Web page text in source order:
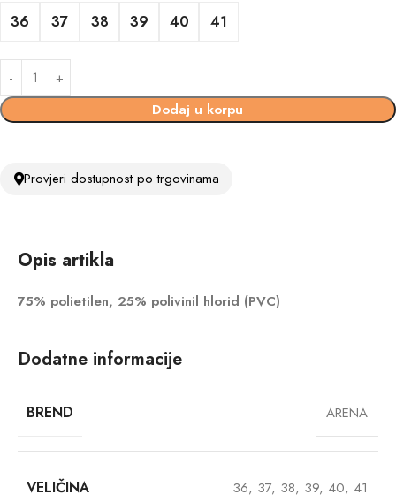
36
37 38 39 40 41
Dodaj u korpu
Provjeri dostupnost po trgovinama
Opis artikla
75% polietilen, 25% polivinil hlorid (PVC)
Dodatne informacije
BREND ARENA
VELIČINA 36, 37, 38, 39, 40, 41